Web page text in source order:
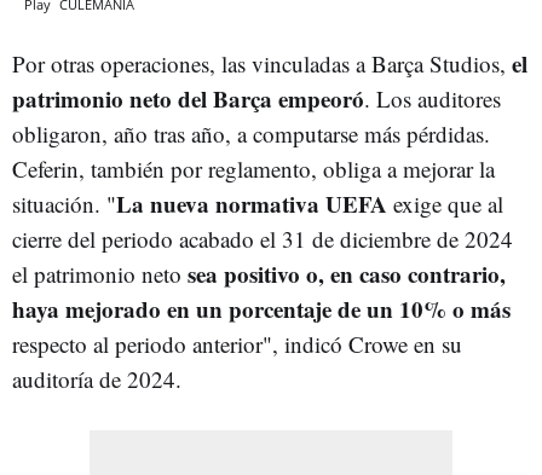
Play CULEMANÍA
Por otras operaciones, las vinculadas a Barça Studios, el
patrimonio neto del Barça empeoró. Los auditores
obligaron, año tras año, a computarse más pérdidas.
Ceferin, también por reglamento, obliga a mejorar la
situación. "La nueva normativa UEFA exige que al
cierre del periodo acabado el 31 de diciembre de 2024
el patrimonio neto sea positivo o, en caso contrario,
haya mejorado en un porcentaje de un 10% o más
respecto al periodo anterior", indicó Crowe en su
auditoría de 2024.